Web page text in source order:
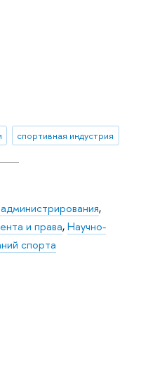
спортивная индустрия
,
и права,Научно-
спорта